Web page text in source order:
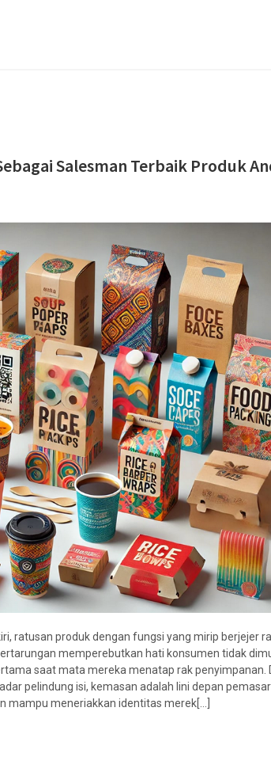
Salesman Terbaik Produk
ratusan produk dengan fungsi yang mirip berjejer
memperebutkan hati konsumen tidak
saat mata mereka menatap rak penyimpanan.
pelindung isi, kemasan adalah lini depan
mampu meneriakkan identitas merek[...]